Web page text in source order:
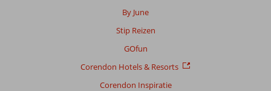
By June
Stip Reizen
GOfun
Corendon Hotels & Resorts
Corendon Inspiratie